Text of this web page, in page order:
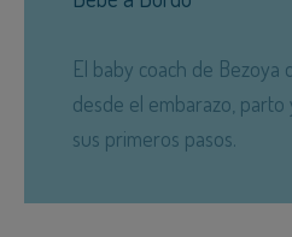
El baby coach de Bezoya
desde el embarazo,
sus primeros pasos.